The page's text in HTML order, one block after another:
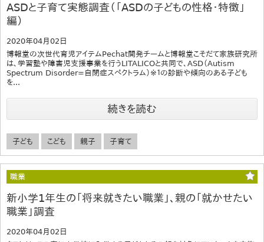
ASDと子育て実態調査（「ASDの子どもの性格・特徴」
編）
2020年04月02日
博報堂の次世代育児アイテムPechat開発チームと博報堂こそだて家族研究所
は、学習塾や障害児支援事業を行うLITALICOと共同で、ASD（Autism
Spectrum Disorder=自閉症スペクトラム）※１の診断や傾向のある子ども
を...
続きを読む
子ども こども 親子 子育て
職業
新小学1年生の「将来就きたい職業」、親の「就かせたい
職業」調査
2020年04月02日